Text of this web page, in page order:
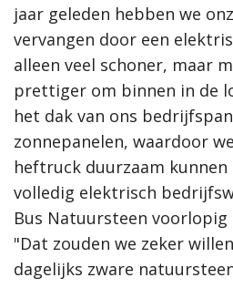
jaar geleden hebben we
vervangen door een
alleen veel schoner, maar
prettiger om binnen in de
het dak van ons
zonnepanelen, waardoor
heftruck duurzaam kunnen
volledig elektrisch
Bus Natuursteen voorlopig
"Dat zouden we zeker
dagelijks zware